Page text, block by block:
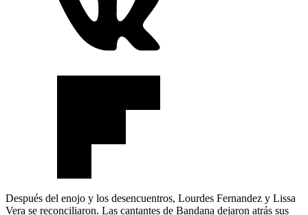
Después del enojo y los desencuentros, Lourdes Fernandez y Lissa
Vera se reconciliaron. Las cantantes de Bandana dejaron atrás sus